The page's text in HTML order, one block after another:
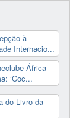
à
Internacio...
África
‘Coc...
do Livro da